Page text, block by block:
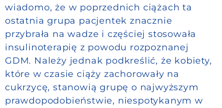
wiadomo, że w poprzednich ciążach ta
ostatnia grupa pacjentek znacznie
przybrała na wadze i częściej stosowała
insulinoterapię z powodu rozpoznanej
GDM. Należy jednak podkreślić, że kobiety,
które w czasie ciąży zachorowały na
cukrzycę, stanowią grupę o najwyższym
prawdopodobieństwie, niespotykanym w